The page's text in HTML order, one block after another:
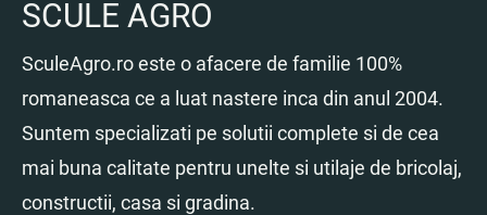
SCULE AGRO
SculeAgro.ro este o afacere de familie 100%
romaneasca ce a luat nastere inca din anul 2004.
Suntem specializati pe solutii complete si de cea
mai buna calitate pentru unelte si utilaje de bricolaj,
constructii, casa si gradina.